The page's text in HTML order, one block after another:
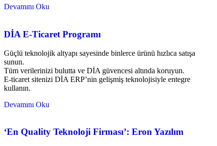
Devamını Oku
DİA E-Ticaret Programı
Güçlü teknolojik altyapı sayesinde binlerce ürünü hızlıca satışa
sunun.
Tüm verilerinizi bulutta ve DİA güvencesi altında koruyun.
E-ticaret sitenizi DİA ERP’nin gelişmiş teknolojisiyle entegre
kullanın.
Devamını Oku
‘En Quality Teknoloji Firması’: Eron Yazılım